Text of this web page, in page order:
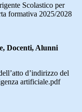
Scolastico per
formativa 2025/2028
Docenti, Alunni
d’indirizzo del
artificiale.pdf